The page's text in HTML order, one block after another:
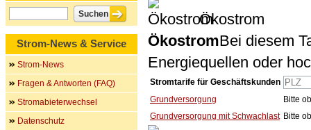
Ökostrom
ÖkostromBei diesem
Energiequellen oder
Stromtarife für Geschäftskunden
Grundversorgung
Bitte
Grundversorgung mit Schwachlast Bitte
Strom-News & Service
Strom-News
Fragen & Antworten (FAQ)
Stromabieterwechsel
Datenschutz